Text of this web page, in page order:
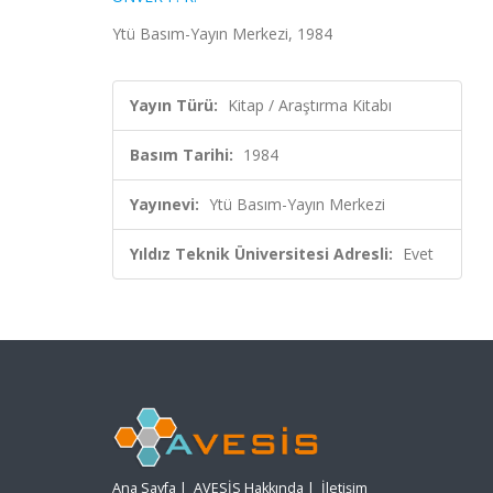
Ytü Basım-Yayın Merkezi, 1984
Yayın Türü: Kitap / Araştırma Kitabı
Basım Tarihi: 1984
Yayınevi: Ytü Basım-Yayın Merkezi
Yıldız Teknik Üniversitesi Adresli: Evet
Ana Sayfa | AVESİS Hakkında | İletişim